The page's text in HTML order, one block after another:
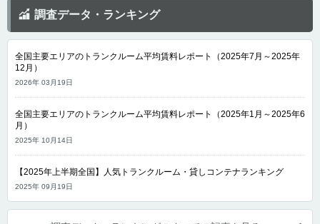
調査データ・ランキング
全国主要エリアのトランクルーム平均賃料レポート（2025年7月～2025年
12月）
2026年 03月19日
全国主要エリアのトランクルーム平均賃料レポート（2025年1月～2025年6
月）
2025年 10月14日
【2025年上半期全国】人気トランクルーム・貸しコンテナランキング
2025年 09月19日